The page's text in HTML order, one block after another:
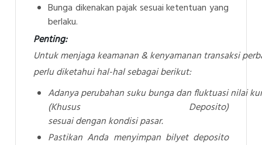
Bunga dikenakan pajak sesuai ketentuan yang
berlaku.
Penting:
Untukmenjagakeamanan&kenyamanan transaksi
perludiketahuihal-halsebagaiberikut:
Adanyaperubahansukubungadan fluktuasinilai
(Khusus
Deposito)
sesuaidengankondisipasar.
Pastikan Anda menyimpan bilyet deposito